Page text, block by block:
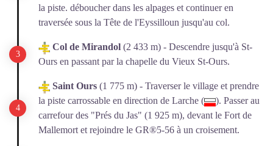
la piste. déboucher dans les alpages et continuer en
traversée sous la Tête de l'Eyssilloun jusqu'au col.
Col de Mirandol (2 433 m) - Descendre jusqu'à St-
Ours en passant par la chapelle du Vieux St-Ours.
Saint Ours (1 775 m) - Traverser le village et prendre
la piste carrossable en direction de Larche (
). Passer au
carrefour des "Prés du Jas" (1 925 m), devant le Fort de
Mallemort et rejoindre le GR®5-56 à un croisement.